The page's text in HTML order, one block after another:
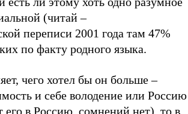
(читай –
переписи 2001 года там 47%
по факту родного языка.
чего хотел бы он больше –
и себе володение или Россию
его в Россию, сомнений нет), то в